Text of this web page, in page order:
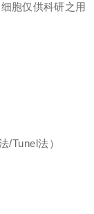
胞仅供科研之用
/Tunel法）